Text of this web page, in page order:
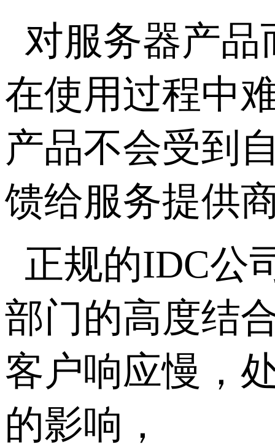
对服务器产
在使用过程中
产品不会受到
馈给服务提供
正规的IDC公
部门的高度结
客户响应慢，
的影响，